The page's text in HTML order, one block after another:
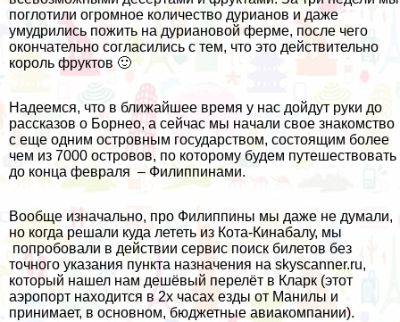
поглотили огромное количество дурианов и даже
умудрились пожить на дуриановой ферме, после чего
окончательно согласились с тем, что это действительно
король фруктов 🙂
Надеемся, что в ближайшее время у нас дойдут руки до
рассказов о Борнео, а сейчас мы начали свое знакомство
с еще одним островным государством, состоящим более
чем из 7000 островов, по которому будем путешествовать
до конца февраля – Филиппинами.
Вообще изначально, про Филиппины мы даже не думали,
но когда решали куда лететь из Кота-Кинабалу, мы
попробовали в действии сервис поиск билетов без
точного указания пункта назначения на skyscanner.ru,
который нашел нам дешёвый перелёт в Кларк (этот
аэропорт находится в 2х часах езды от Манилы и
принимает, в основном, бюджетные авиакомпании).